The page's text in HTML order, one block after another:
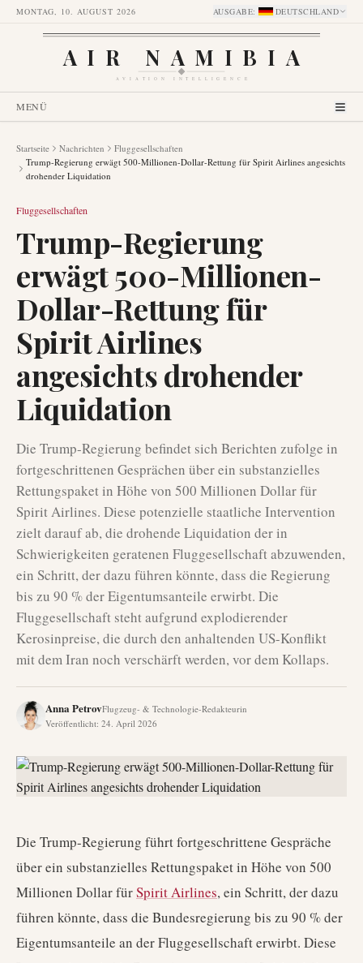
MONTAG, 10. AUGUST 2026 AUSGABE: DEUTSCHLAND
AIR NAMIBIA
AVIATION INTELLIGENCE
MENÜ
Startseite Nachrichten
Fluggesellschaften
Trump-Regierung erwägt 500-Millionen-Dollar-Rettung für Spirit Airlines angesichts
drohender Liquidation
Fluggesellschaften
Trump-Regierung
erwägt 500-Millionen-
Dollar-Rettung für
Spirit Airlines
angesichts drohender
Liquidation
Die Trump-Regierung befindet sich Berichten zufolge in
fortgeschrittenen Gesprächen über ein substanzielles
Rettungspaket in Höhe von 500 Millionen Dollar für
Spirit Airlines. Diese potenzielle staatliche Intervention
zielt darauf ab, die drohende Liquidation der in
Schwierigkeiten geratenen Fluggesellschaft abzuwenden,
ein Schritt, der dazu führen könnte, dass die Regierung
bis zu 90 % der Eigentumsanteile erwirbt. Die
Fluggesellschaft steht aufgrund explodierender
Kerosinpreise, die durch den anhaltenden US-Konflikt
mit dem Iran noch verschärft werden, vor dem Kollaps.
Anna PetrovFlugzeug- & Technologie-Redakteurin
Veröffentlicht: 24. April 2026
Die Trump-Regierung führt fortgeschrittene Gespräche
über ein substanzielles Rettungspaket in Höhe von 500
Millionen Dollar fürSpirit Airlines, ein Schritt, der dazu
führen könnte, dass die Bundesregierung bis zu 90 % der
Eigentumsanteile an der Fluggesellschaft erwirbt. Diese